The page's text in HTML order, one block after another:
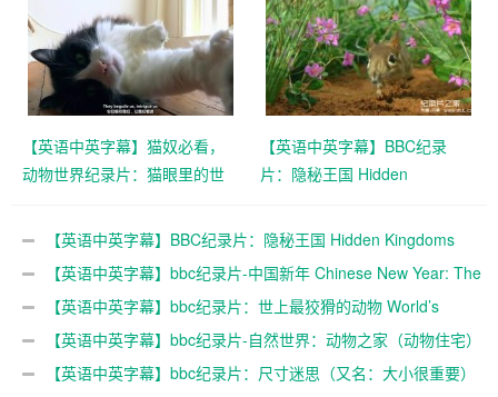
下载
【英语中英字幕】猫奴必看，
动物世界纪录片：猫眼里的世
【英语中英字幕】BBC纪录
片：隐秘王国 Hidden
版 Hidden Kingdoms+小巨人
【英语中英字幕】BBC纪录片：隐秘王国 Hidden Kingdoms
(2014) 全3集+电影版 Hidden Kingdoms+小巨人 1080p下载
【英语中英字幕】bbc纪录片-中国新年 Chinese New Year: The
Biggest Celebration on Earth (2016)全3集 高清720P下载
【英语中英字幕】bbc纪录片：世上最狡猾的动物 World’s
Sneakiest Animals (2015) 全3集 超清1080P下载
【英语中英字幕】bbc纪录片-自然世界：动物之家（动物住宅）
The Natural World: Animal House (2011)全1集 超清1080P
【英语中英字幕】bbc纪录片：尺寸迷思（又名：大小很重要）